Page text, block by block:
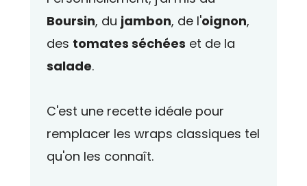
Boursin, du jambon, de l'oignon,
des tomates séchées et de la
salade.
C'est une recette idéale pour
remplacer les wraps classiques tel
qu'on les connaît.